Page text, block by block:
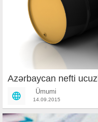
Azərbaycan nefti
Ümumi
14.09.2015